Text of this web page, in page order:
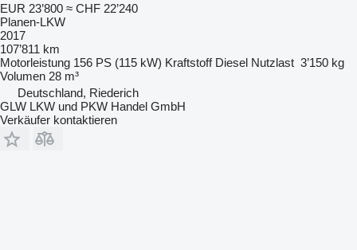
EUR 23’800 ≈ CHF 22’240
Planen-LKW
2017
107’811 km
Motorleistung 156 PS (115 kW) Kraftstoff Diesel Nutzlast 3’150 kg
Volumen 28 m³
Deutschland, Riederich
GLW LKW und PKW Handel GmbH
Verkäufer kontaktieren